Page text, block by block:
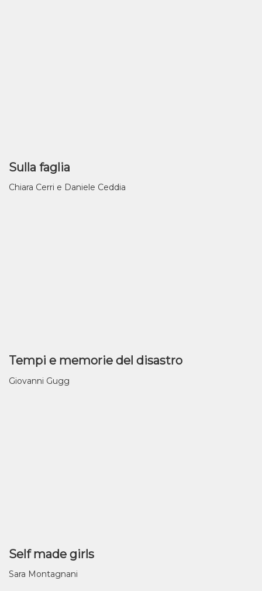
Sulla faglia
Chiara Cerri e Daniele Ceddia
Tempi e memorie del disastro
Giovanni Gugg
Self made girls
Sara Montagnani